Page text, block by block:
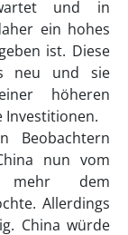
und in
ein hohes
ist. Diese
neu und sie
höheren
Investitionen.
Beobachtern
nun vom
mehr dem
Allerdings
China würde